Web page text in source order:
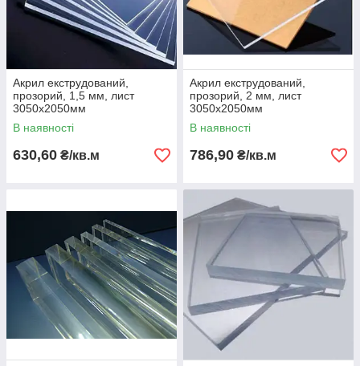
Акрил екструдований,
прозорий, 1,5 мм, лист
3050х2050мм
В наявності
630,60 ₴/кв.м
Акрил екструдований,
прозорий, 2 мм, лист
3050х2050мм
В наявності
786,90 ₴/кв.м